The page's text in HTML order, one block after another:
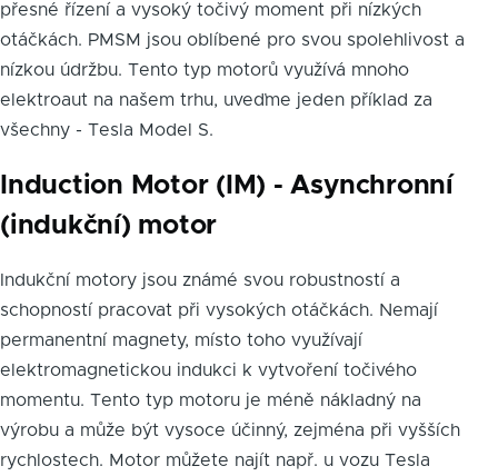
přesné řízení a vysoký točivý moment při nízkých
otáčkách. PMSM jsou oblíbené pro svou spolehlivost a
nízkou údržbu. Tento typ motorů využívá mnoho
elektroaut na našem trhu, uveďme jeden příklad za
všechny - Tesla Model S.
Induction Motor (IM) - Asynchronní
(indukční) motor
Indukční motory jsou známé svou robustností a
schopností pracovat při vysokých otáčkách. Nemají
permanentní magnety, místo toho využívají
elektromagnetickou indukci k vytvoření točivého
momentu. Tento typ motoru je méně nákladný na
výrobu a může být vysoce účinný, zejména při vyšších
rychlostech. Motor můžete najít např. u vozu Tesla